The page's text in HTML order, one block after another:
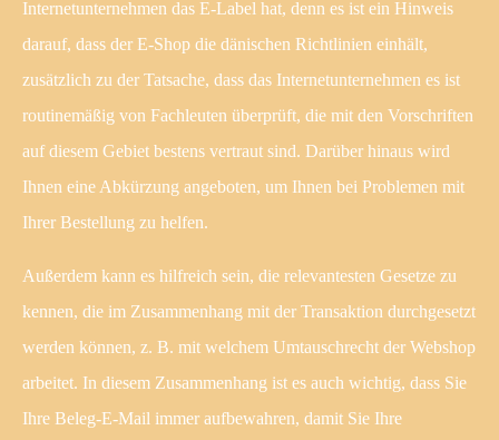
Internetunternehmen das E-Label hat, denn es ist ein Hinweis
darauf, dass der E-Shop die dänischen Richtlinien einhält,
zusätzlich zu der Tatsache, dass das Internetunternehmen es ist
routinemäßig von Fachleuten überprüft, die mit den Vorschriften
auf diesem Gebiet bestens vertraut sind. Darüber hinaus wird
Ihnen eine Abkürzung angeboten, um Ihnen bei Problemen mit
Ihrer Bestellung zu helfen.
Außerdem kann es hilfreich sein, die relevantesten Gesetze zu
kennen, die im Zusammenhang mit der Transaktion durchgesetzt
werden können, z. B. mit welchem Umtauschrecht der Webshop
arbeitet. In diesem Zusammenhang ist es auch wichtig, dass Sie
Ihre Beleg-E-Mail immer aufbewahren, damit Sie Ihre